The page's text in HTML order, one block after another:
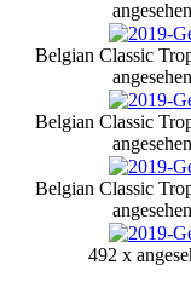
angesehen
Belgian Classic
angesehen
Belgian Classic
angesehen
Belgian Classic
angesehen
492 x